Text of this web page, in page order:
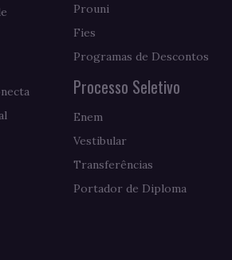
Prouni
Fies
Programas de Descontos
Processo Seletivo
Enem
Vestibular
Transferências
Portador de Diploma